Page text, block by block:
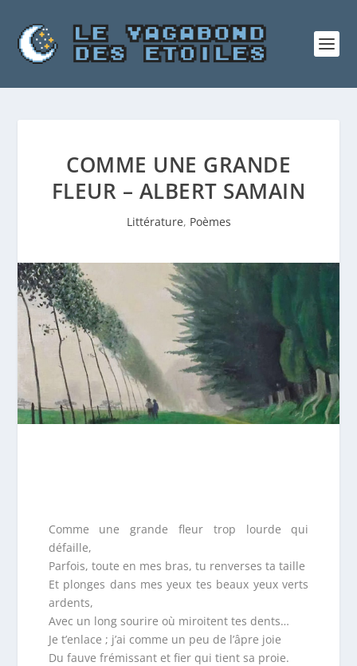
COMME UNE GRANDE
FLEUR – ALBERT SAMAIN
Littérature, Poèmes
Comme une grande fleur trop lourde qui
défaille,
Parfois, toute en mes bras, tu renverses ta taille
Et plonges dans mes yeux tes beaux yeux verts
ardents,
Avec un long sourire où miroitent tes dents…
Je t’enlace ; j’ai comme un peu de l’âpre joie
Du fauve frémissant et fier qui tient sa proie.